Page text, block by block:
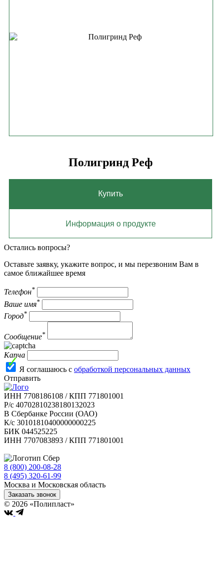
Полигринд Реф
Купить
Информация о продукте
Остались вопросы?
Оставьте заявку, укажите вопрос, и мы перезвоним Вам в
самое ближайшее время
Телефон*
Ваше имя*
Город*
Сообщение*
Капча
Я соглашаюсь с обработкой персональных данных
Отправить
ИНН 7708186108 / КПП 771801001
Р/с 40702810238180132023
В Сбербанке России (ОАО)
К/с 30101810400000000225
БИК 044525225
ИНН 7707083893 / КПП 771801001
8 (800) 200-08-28
8 (495) 320-61-99
Москва и Московская область
Заказать звонок
© 2026 «Полипласт»